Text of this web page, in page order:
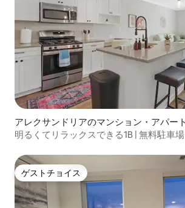
アレクサンドリアのマンション・アパート
明るくてリラックスできる1B | 無料駐車
ゲストチョイス
ゲストチョイス